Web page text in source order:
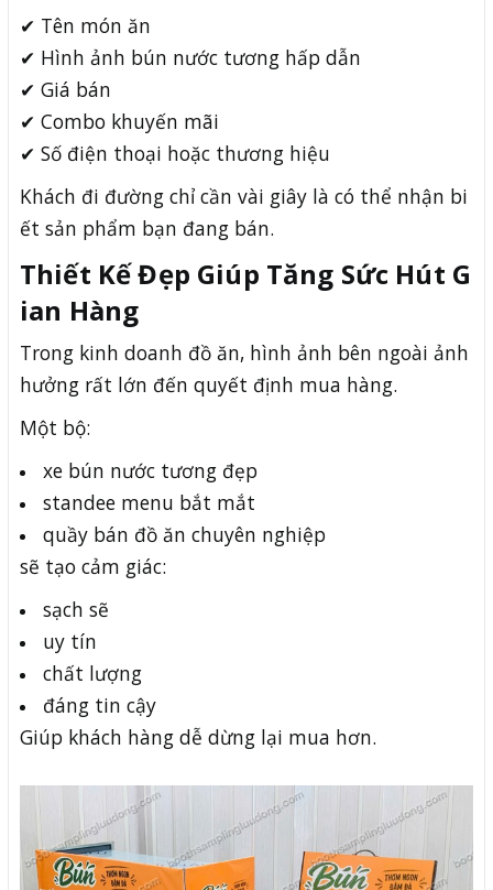
✔ Tên món ăn
✔ Hình ảnh bún nước tương hấp dẫn
✔ Giá bán
✔ Combo khuyến mãi
✔ Số điện thoại hoặc thương hiệu
Khách đi đường chỉ cần vài giây là có thể nhận bi
ết sản phẩm bạn đang bán.
Thiết Kế Đẹp Giúp Tăng Sức Hút G
ian Hàng
Trong kinh doanh đồ ăn, hình ảnh bên ngoài ảnh
hưởng rất lớn đến quyết định mua hàng.
Một bộ:
xe bún nước tương đẹp
standee menu bắt mắt
quầy bán đồ ăn chuyên nghiệp
sẽ tạo cảm giác:
sạch sẽ
uy tín
chất lượng
đáng tin cậy
Giúp khách hàng dễ dừng lại mua hơn.